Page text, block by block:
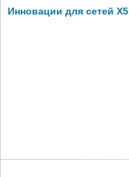
Инновации для сетей X5